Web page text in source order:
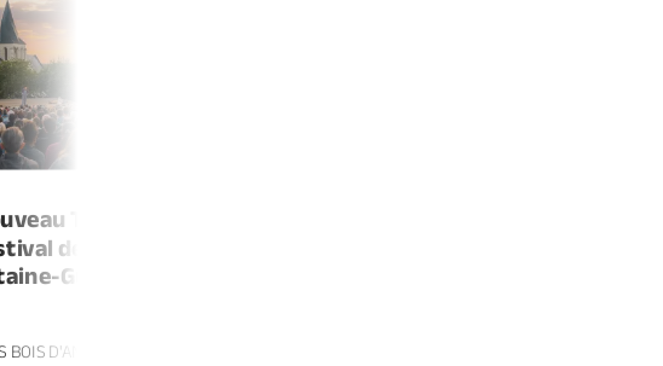
Théâtre
de théâtre en
Guérin
D'ANJOU